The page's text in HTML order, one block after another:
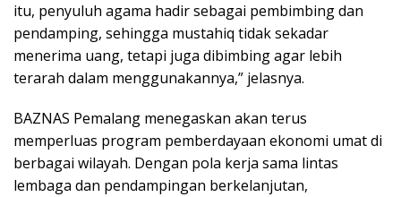
itu, penyuluh agama hadir sebagai pembimbing dan
pendamping, sehingga mustahiq tidak sekadar
menerima uang, tetapi juga dibimbing agar lebih
terarah dalam menggunakannya,” jelasnya.
BAZNAS Pemalang menegaskan akan terus
memperluas program pemberdayaan ekonomi umat di
berbagai wilayah. Dengan pola kerja sama lintas
lembaga dan pendampingan berkelanjutan,